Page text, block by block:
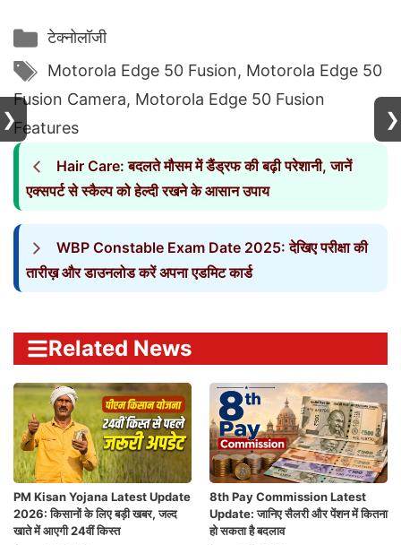
Categories
टेक्नोलॉजी
Tags
Motorola Edge 50 Fusion, Motorola Edge 50
Fusion Camera, Motorola Edge 50 Fusion
Features
Hair Care: बदलते मौसम में डैंड्रफ की बढ़ी परेशानी, जानें
एक्सपर्ट से स्कैल्प को हेल्दी रखने के आसान उपाय
WBP Constable Exam Date 2025: देखिए परीक्षा की
तारीख़ और डाउनलोड करें अपना एडमिट कार्ड
Related News
PM Kisan Yojana Latest Update
2026: किसानों के लिए बड़ी खबर, जल्द
खाते में आएगी 24वीं किस्त
8th Pay Commission Latest
Update: जानिए सैलरी और पेंशन में कितना
हो सकता है बदलाव
❯ ❯